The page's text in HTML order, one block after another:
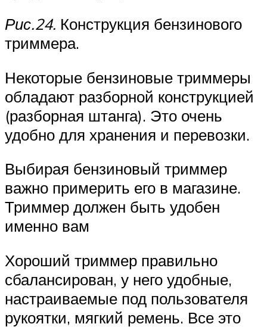
Рис.24. Конструкция бензинового
триммера.
Некоторые бензиновые триммеры
обладают разборной конструкцией
(разборная штанга). Это очень
удобно для хранения и перевозки.
Выбирая бензиновый триммер
важно примерить его в магазине.
Триммер должен быть удобен
именно вам
Хороший триммер правильно
сбалансирован, у него удобные,
настраиваемые под пользователя
рукоятки, мягкий ремень. Все это